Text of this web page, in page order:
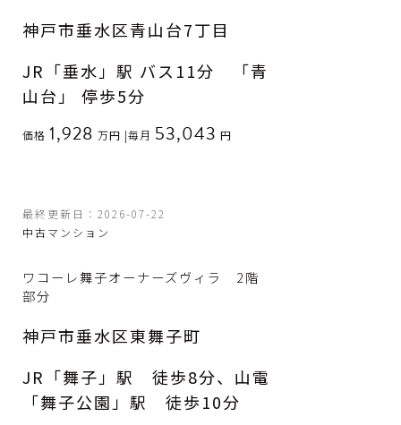
神戸市垂水区青山台7丁目
JR「垂水」駅 バス11分 「青
山台」 停歩5分
価格 1,928 万円 |毎月 53,043 円
最終更新日：2026-07-22
中古マンション
ワコーレ舞子オーナーズヴィラ 2階
部分
神戸市垂水区東舞子町
JR「舞子」駅 徒歩8分、山電
「舞子公園」駅 徒歩10分